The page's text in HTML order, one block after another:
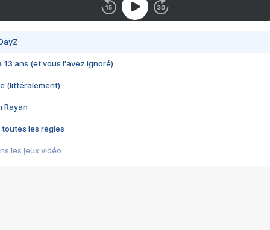
13 ans (et vous l'avez ignoré)
(littéralement)
Rayan
toutes les règles
les jeux vidéo